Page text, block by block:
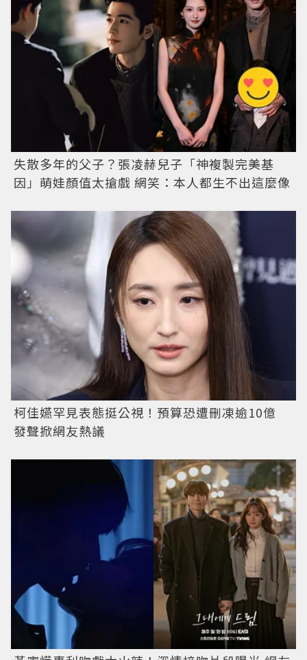
失散多年的父子？張凌赫兒子「神複製完美基
因」萌娃顏值太搶戲 網笑：本人都生不出這麼像
柯佳嬿罕見表態挺公視！預算恐遭刪凍逾10億
發聲掀網友熱議